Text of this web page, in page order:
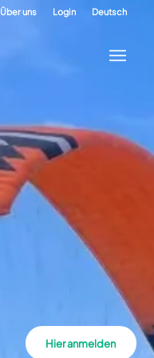
Über uns Login Deutsch
Hier anmelden